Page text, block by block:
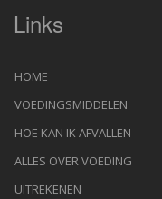
Links
HOME
VOEDINGSMIDDELEN
HOE KAN IK AFVALLEN
ALLES OVER VOEDING
UITREKENEN